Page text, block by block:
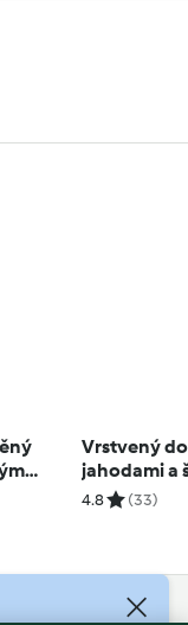
Vrstvený
jahodami a
4.8 (33)